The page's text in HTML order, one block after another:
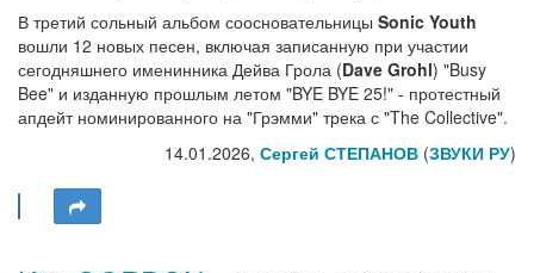
В третий сольный альбом соосновательницы Sonic Youth
вошли 12 новых песен, включая записанную при участии
сегодняшнего именинника Дейва Грола (Dave Grohl) "Busy
Bee" и изданную прошлым летом "BYE BYE 25!" - протестный
апдейт номинированного на "Грэмми" трека с "The Collective".
14.01.2026, Сергей СТЕПАНОВ (ЗВУКИ РУ)